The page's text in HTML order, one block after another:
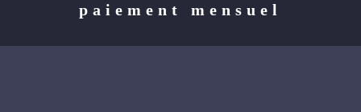
paiement mensuel